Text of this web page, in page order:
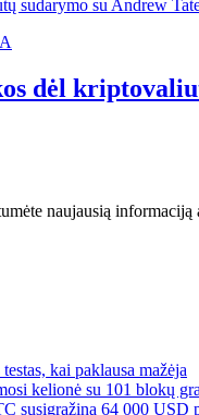
dėl
naujausią
kai paklausa mažėja
kelionė su 101 blokų
susigrąžina 64 000